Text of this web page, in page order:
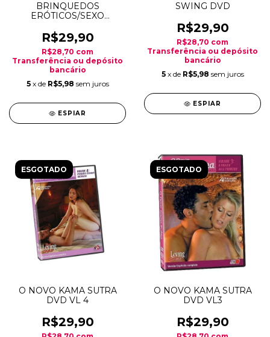
BRINQUEDOS
ERÓTICOS/SEXO
R$29,90
R$28,70 com
Transferência ou depósito
bancário
5 x de R$5,98 sem juros
ESPIAR
SWING DVD
R$29,90
R$28,70 com
Transferência ou depósito
bancário
5 x de R$5,98 sem juros
ESPIAR
ESGOTADO
O NOVO KAMA SUTRA
DVD VL 4
R$29,90
ESGOTADO
O NOVO KAMA SUTRA
DVD VL3
R$29,90